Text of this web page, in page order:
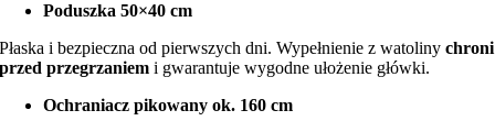
Poduszka 50×40 cm
Płaska i bezpieczna od pierwszych dni. Wypełnienie z watolinychroni
przed przegrzaniem i gwarantuje wygodne ułożenie główki.
Ochraniacz pikowany ok. 160 cm